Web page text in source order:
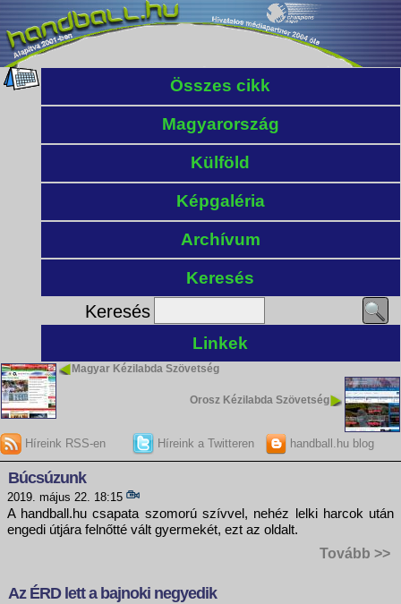
Összes cikk
Magyarország
Külföld
Képgaléria
Archívum
Keresés
Keresés
Linkek
Magyar Kézilabda Szövetség
Orosz Kézilabda Szövetség
Híreink RSS-en Híreink a Twitteren handball.hu blog
Búcsúzunk
2019. május 22. 18:15
A handball.hu csapata szomorú szívvel, nehéz lelki harcok után
engedi útjára felnőtté vált gyermekét, ezt az oldalt.
Tovább >>
Az ÉRD lett a bajnoki negyedik